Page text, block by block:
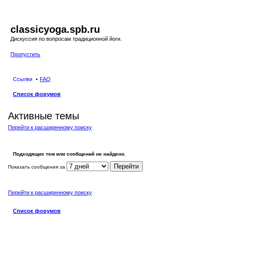
classicyoga.spb.ru
Дискуссия по вопросам традиционной йоги.
Пропустить
Ссылки FAQ
Список форумов
Активные темы
Перейти к расширенному поиску
Подходящих тем или сообщений не найдено.
Показать сообщения за
Перейти к расширенному поиску
Список форумов